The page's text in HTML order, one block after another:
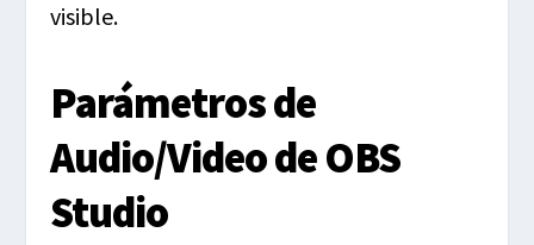
visible.
Parámetros de
Audio/Video de OBS
Studio